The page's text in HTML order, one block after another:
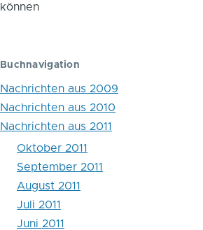
für
Blättern
im
Buch
April
2011
können
Buchnavigation
Nachrichten aus 2009
Nachrichten aus 2010
Nachrichten aus 2011
Oktober 2011
September 2011
August 2011
Juli 2011
Juni 2011